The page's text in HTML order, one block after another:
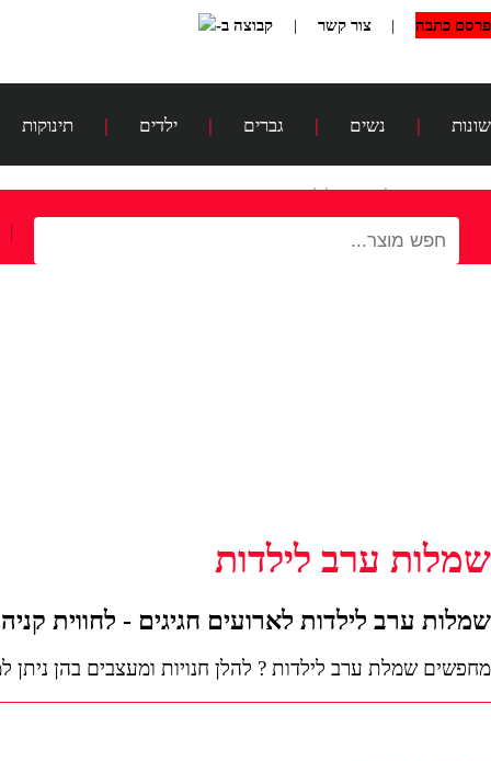
פרסם כתבה | צור קשר | קבוצה ב-
שונות | נשים | גברים | ילדים | תינוקות
דף הבית > שמלות ערב לילדות
|
שמלות ערב לילדות
שמלות ערב לילדות לארועים חגיגים - לחווית
מחפשים שמלת ערב לילדות ? להלן חנויות ומעצבים בהן